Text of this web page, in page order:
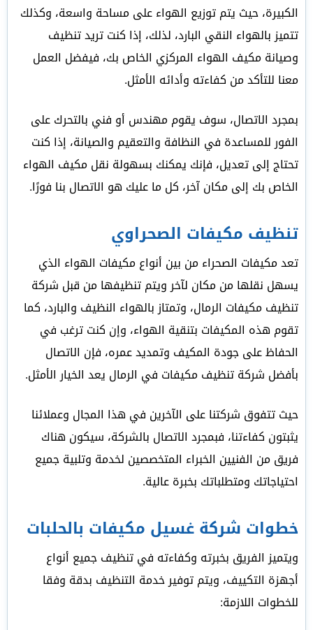
الكبيرة، حيث يتم توزيع الهواء على مساحة واسعة، وكذلك
تتميز بالهواء النقي البارد، لذلك، إذا كنت تريد تنظيف
وصيانة مكيف الهواء المركزي الخاص بك، فيفضل العمل
معنا للتأكد من كفاءته وأدائه الأمثل.
بمجرد الاتصال، سوف يقوم مهندس أو فني بالتحرك على
الفور للمساعدة في النظافة والتعقيم والصيانة، إذا كنت
تحتاج إلى تعديل، فإنك يمكنك بسهولة نقل مكيف الهواء
الخاص بك إلى مكان آخر، كل ما عليك هو الاتصال بنا فورًا.
تنظيف مكيفات الصحراوي
تعد مكيفات الصحراء من بين أنواع مكيفات الهواء الذي
يسهل نقلها من مكان لآخر ويتم تنظيفها من قبل شركة
تنظيف مكيفات الرمال، وتمتاز بالهواء النظيف والبارد، كما
تقوم هذه المكيفات بتنقية الهواء، وإن كنت ترغب في
الحفاظ على جودة المكيف وتمديد عمره، فإن الاتصال
بأفضل شركة تنظيف مكيفات في الرمال يعد الخيار الأمثل.
حيث تتفوق شركتنا على الآخرين في هذا المجال وعملائنا
يثبتون كفاءتنا، فبمجرد الاتصال بالشركة، سيكون هناك
فريق من الفنيين الخبراء المتخصصين لخدمة وتلبية جميع
احتياجاتك ومتطلباتك بخبرة عالية.
خطوات شركة غسيل مكيفات بالحلبات
ويتميز الفريق بخبرته وكفاءته في تنظيف جميع أنواع
أجهزة التكييف، ويتم توفير خدمة التنظيف بدقة وفقا
للخطوات اللازمة: